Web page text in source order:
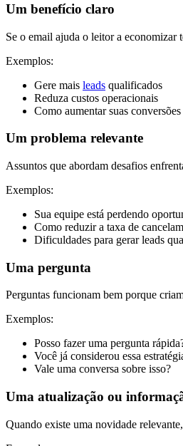
Um benefício claro
Se o email ajuda o leitor a economizar
Exemplos:
Gere mais leads qualificados
Reduza custos operacionais
Como aumentar suas conversões
Um problema relevante
Assuntos que abordam desafios
Exemplos:
Sua equipe está perdendo
Como reduzir a taxa de
Dificuldades para gerar leads
Uma pergunta
Perguntas funcionam bem porque
Exemplos:
Posso fazer uma pergunta
Você já considerou essa
Vale uma conversa sobre isso?
Uma atualização ou
Quando existe uma novidade